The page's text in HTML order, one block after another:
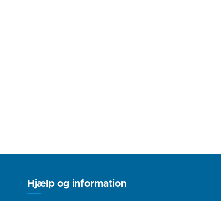
Hjælp og information